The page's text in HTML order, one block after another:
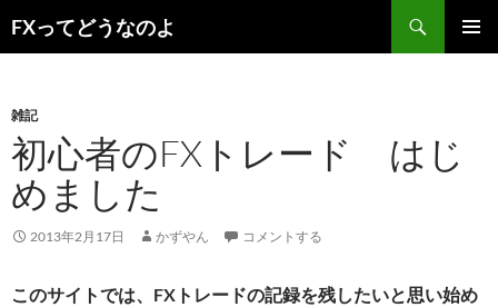
ン
ツ
へ
キ
FXってどうなのよ
索
雑記
初心者のFXトレード はじ
めました
2013年2月17日 かずやん コメントする
このサイトでは、FXトレードの記録を残したいと思い始め